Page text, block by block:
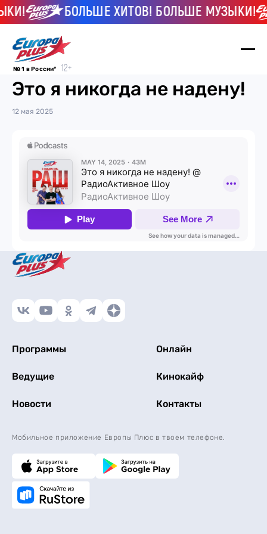
БОЛЬШЕ ХИТОВ! БОЛЬШЕ МУЗЫКИ!
№ 1 в России*
Это я никогда не надену!
12 мая 2025
Программы Онлайн
Ведущие Кинокайф
Новости Контакты
Мобильное приложение Европы Плюс в твоем телефоне.